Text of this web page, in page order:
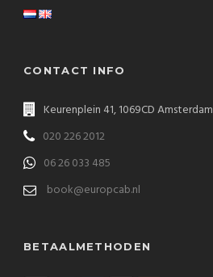
CONTACT INFO
Keurenplein 41, 1069CD Amsterdam
020 226 2012
06 26 033 485
book@europcab.nl
BETAALMETHODEN